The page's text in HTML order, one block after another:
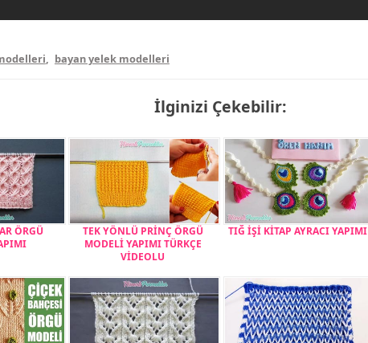
, bayan yelek modelleri
İlginizi Çekebilir:
ÖRGÜ
TEK YÖNLÜ PRİNÇ ÖRGÜ
MODELİ YAPIMI TÜRKÇE
VİDEOLU
TIĞ İŞİ KİTAP AYRACI YAPIMI